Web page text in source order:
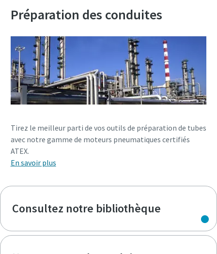
Préparation des conduites
Tirez le meilleur parti de vos outils de préparation de tubes
avec notre gamme de moteurs pneumatiques certifiés
ATEX.
En savoir plus
Consultez notre bibliothèque